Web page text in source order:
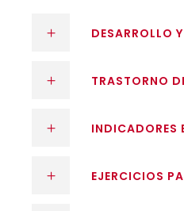
DESARROLLO
TRASTORNO
INDICADORES
EJERCICIOS